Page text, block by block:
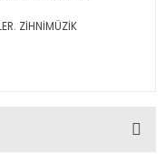
ZİHNİMÜZİK